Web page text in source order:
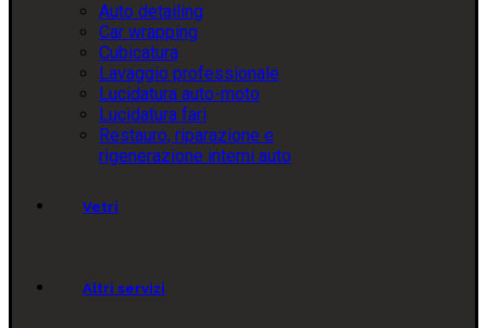
Auto detailing
Car wrapping
Cubicatura
Lavaggio professionale
Lucidatura auto-moto
Lucidatura fari
Restauro, riparazione e
rigenerazione interni auto
Vetri
Altri servizi